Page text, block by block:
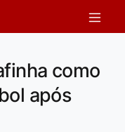
como
após